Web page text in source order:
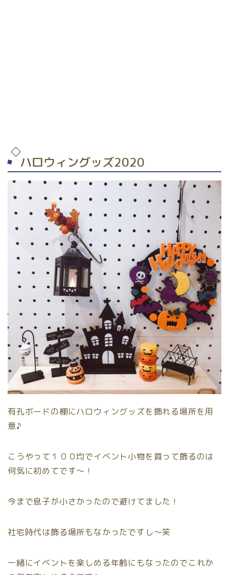
ハロウィングッズ2020
有孔ボードの棚にハロウィングッズを飾れる場所を用
意♪
こうやって１００均でイベント小物を買って飾るのは
何気に初めてです〜！
今まで息子が小さかったので避けてました！
社宅時代は飾る場所もなかったですし〜笑
一緒にイベントを楽しめる年齢にもなったのでこれか